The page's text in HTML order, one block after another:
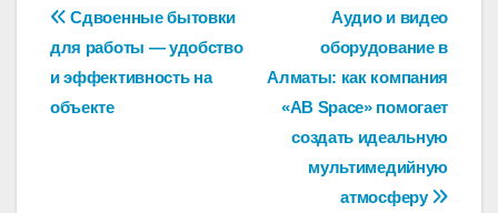
Навигация
по
записям
Аудио и видео
оборудование в
Алматы: как компания
«AB Space» помогает
создать идеальную
мультимедийную
атмосферу
Сдвоенные бытовки
для работы — удобство
и эффективность на
объекте